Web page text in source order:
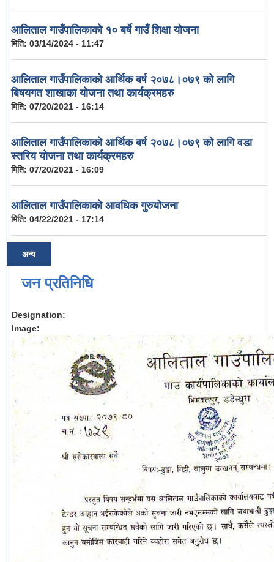
आलिताल गाउँपालिकाको १० बर्षे गाउँ शिक्षा योजना
मिति: 03/14/2024 - 11:47
आलिताल गाउँपालिकाको आर्थिक बर्ष २०७८।०७९ को लागि
बिषयगत शाखाका योजना तथा कार्यक्रमहरु
मिति: 07/20/2021 - 16:14
आलिताल गाउँपालिकाको आर्थिक बर्ष २०७८।०७९ को लागि वडा
स्तरिय योजना तथा कार्यक्रमहरु
मिति: 07/20/2021 - 16:09
आलिताल गाउँपालिकाको आवधिक गुरुयोजना
मिति: 04/22/2021 - 17:14
अन्य
जन प्रतिनिधि
Designation:
Image: